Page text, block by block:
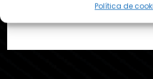
Política de